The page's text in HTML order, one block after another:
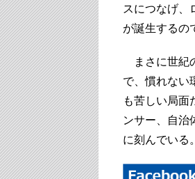
スにつなげ、
が誕生するの
まさに世紀
で、慣れない
も苦しい局面
ンサー、自治
に刻んでいる。